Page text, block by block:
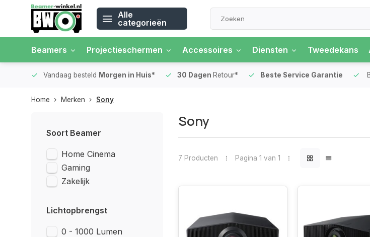
Alle
categorieën
Beamers Projectieschermen Accessoires Diensten Tweedekans
Vandaag besteld Morgen in Huis* 30 Dagen Retour* Beste Service Garantie
Home Merken Sony
Soort Beamer
Home Cinema
Gaming
Zakelijk
Lichtopbrengst
0 - 1000 Lumen
Sony
7 Producten Pagina 1 van 1